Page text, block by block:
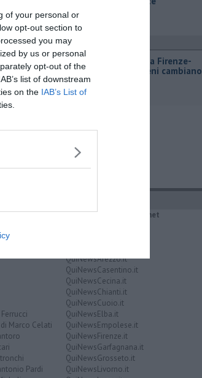
of your personal or
opt-out section to
you may
by us or personal
opt-out of the
list of downstream
on the IAB’s List of
Attualità
Lavori sulla Firenze-
Roma, i treni cambiano
Marco Celati
Pardi
IL NETWORK QuiNews.net
QuiNewsArezzo.it
QuiNewsCasentino.it
QuiNewsCecina.it
QuiNewsChianti.it
QuiNewsCuoio.it
QuiNewsElba.it
QuiNewsEmpolese.it
QuiNewsFirenze.it
QuiNewsGarfagnana.it
QuiNewsGrosseto.it
QuiNewsLivorno.it